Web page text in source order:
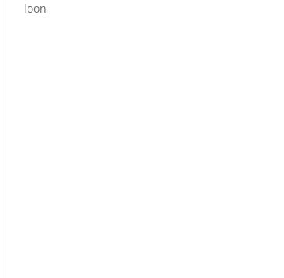
loon